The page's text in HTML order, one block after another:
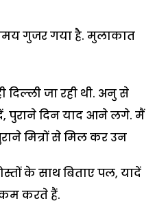
गुजर गया है. मुलाकात
जा रही थी. अनु से
पुराने दिन याद आने लगे. मैं
मित्रों से मिल कर उन
के साथ बिताए पल, यादें
करते हैं.